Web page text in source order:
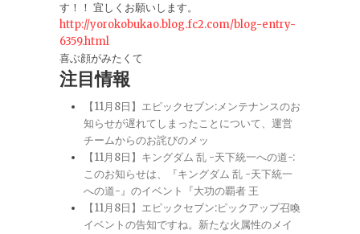
す！！ 宜しくお願いします。
http://yorokobukao.blog.fc2.com/blog-entry-
6359.html
喜ぶ顔がみたくて
注目情報
【11月8日】エピックセブン:メンテナンスのお
知らせが遅れてしまったことについて、運営
チームからのお詫びのメッ
【11月8日】キングダム 乱 -天下統一への道-:
このお知らせは、『キングダム 乱 -天下統一
への道-』のイベント『大功の覇者 王
【11月8日】エピックセブン:ピックアップ召喚
イベントの告知ですね。新たな火属性のメイ